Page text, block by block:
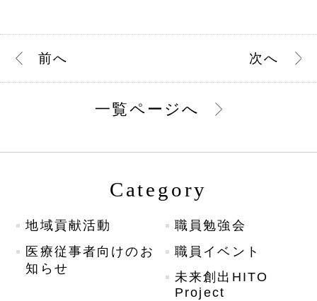
前へ 次へ
一覧ページへ
Category
地域貢献活動
職員勉強会
医療従事者向けのお
知らせ
職員イベント
未来創出HITO
Project